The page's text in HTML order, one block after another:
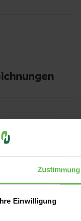
Zustimmung
Ihre Einwilligung
an einem